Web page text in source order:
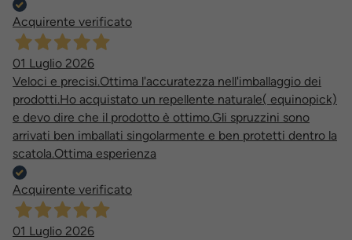
Acquirente verificato
01 Luglio 2026
Veloci e precisi.Ottima l'accuratezza nell'imballaggio dei
prodotti.Ho acquistato un repellente naturale( equinopick)
e devo dire che il prodotto è ottimo.Gli spruzzini sono
arrivati ben imballati singolarmente e ben protetti dentro la
scatola.Ottima esperienza
Acquirente verificato
01 Luglio 2026